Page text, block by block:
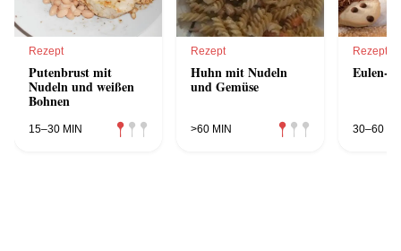
Rezept
Putenbrust mit
Nudeln und weißen
Bohnen
15–30 MIN
Rezept
Huhn mit Nudeln
und Gemüse
>60 MIN
Rezept
Eulen-
30–60